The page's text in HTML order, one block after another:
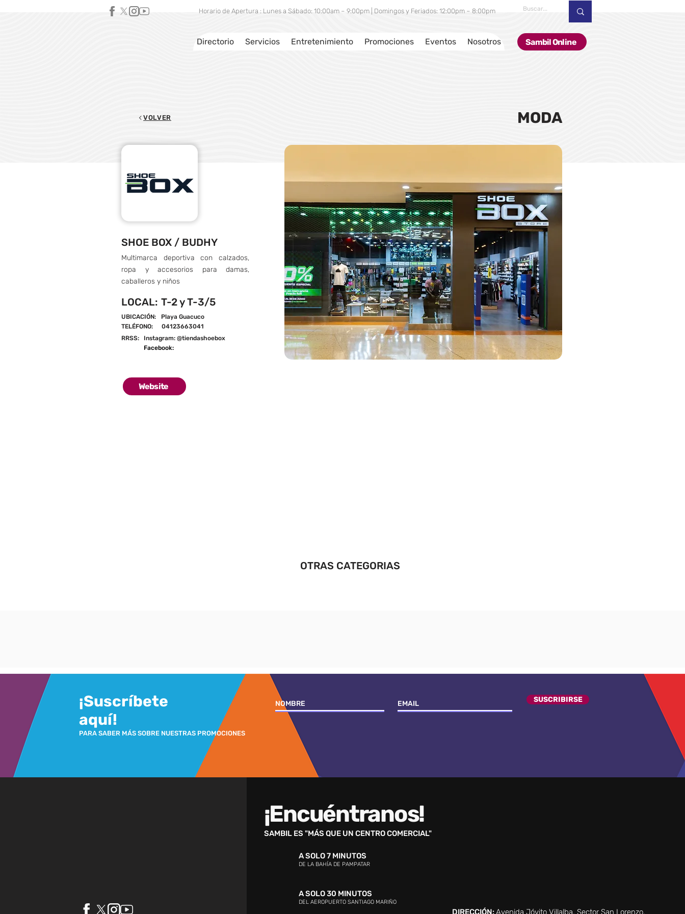
Directorio Servicios Entretenimiento Promociones Eventos Nosotros Sambil Online
Horario de Apertura : Lunes a Sábado: 10:00am – 9:00pm | Domingos y Feriados: 12:00pm – 8:00pm
VOLVER MODA
SHOE BOX / BUDHY
Multimarca deportiva con calzados,
ropa y accesorios para damas,
caballeros y niños
LOCAL: T-2 y T-3/5
UBICACIÓN:
TELÉFONO:
Playa Guacuco
04123663041
RRSS:
Instagram: @tiendashoebox
Facebook:
Website
OTRAS CATEGORIAS
¡Suscríbete
aquí!
PARA SABER MÁS SOBRE NUESTRAS PROMOCIONES
SUSCRIBIRSE
¡Encuéntranos!
SAMBIL ES "MÁS QUE UN CENTRO COMERCIAL"
A SOLO 7 MINUTOS
DE LA BAHÍA DE PAMPATAR
A SOLO 30 MINUTOS
DEL AEROPUERTO SANTIAGO MARIÑO
DIRECCIÓN:Avenida Jóvito Villalba, Sector San Lorenzo,